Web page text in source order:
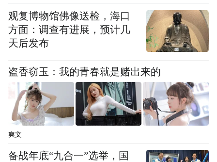
观复博物馆佛像送检，海口
方面：调查有进展，预计几
天后发布
盗香窃玉：我的青春就是赌出来的
爽文
备战年底“九合一”选举，国